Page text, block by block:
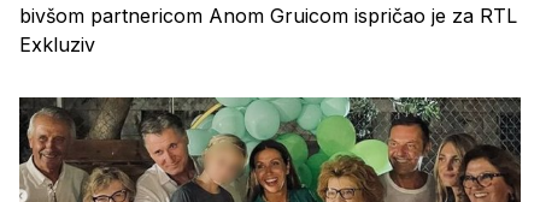
bivšom partnericom Anom Gruicom ispričao je za RTL
Exkluziv